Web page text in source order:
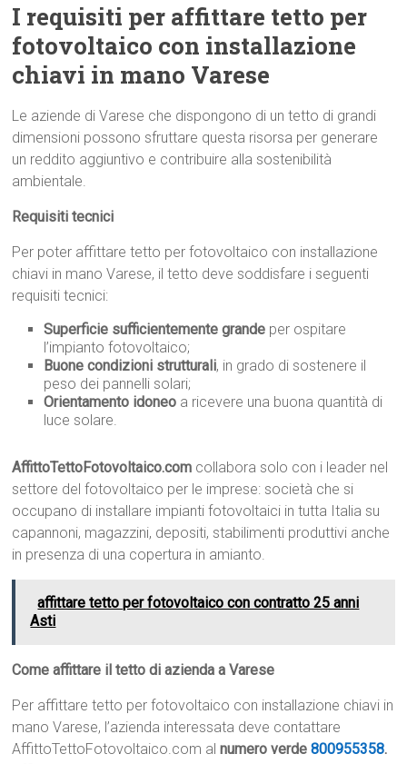
I requisiti per affittare tetto per
fotovoltaico con installazione
chiavi in mano Varese
Le aziende di Varese che dispongono di un tetto di grandi
dimensioni possono sfruttare questa risorsa per generare
un reddito aggiuntivo e contribuire alla sostenibilità
ambientale.
Requisiti tecnici
Per poter affittare tetto per fotovoltaico con installazione
chiavi in mano Varese, il tetto deve soddisfare i seguenti
requisiti tecnici:
Superficie sufficientemente grande per ospitare
l’impianto fotovoltaico;
Buone condizioni strutturali, in grado di sostenere il
peso dei pannelli solari;
Orientamento idoneo a ricevere una buona quantità di
luce solare.
AffittoTettoFotovoltaico.com collabora solo con i leader nel
settore del fotovoltaico per le imprese: società che si
occupano di installare impianti fotovoltaici in tutta Italia su
capannoni, magazzini, depositi, stabilimenti produttivi anche
in presenza di una copertura in amianto.
affittare tetto per fotovoltaico con contratto 25 anni
Asti
Come affittare il tetto di azienda a Varese
Per affittare tetto per fotovoltaico con installazione chiavi in
mano Varese, l’azienda interessata deve contattare
AffittoTettoFotovoltaico.com alnumero verde800955358.